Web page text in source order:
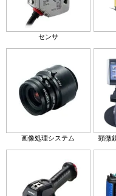
センサ
画像処理システム 顕微